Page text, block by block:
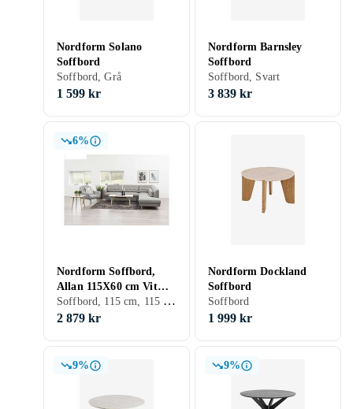
Nordform Solano
Soffbord
Soffbord, Grå
1 599 kr
Nordform Barnsley
Soffbord
Soffbord, Svart
3 839 kr
6%
Nordform Soffbord,
Allan 115X60 cm Vit
pimgemterad 60
Soffbord, 115 cm, 115 cm, Vit, Ek, Trä/natur, Trä
2 879 kr
Nordform Dockland
Soffbord
Soffbord
1 999 kr
9% 9%